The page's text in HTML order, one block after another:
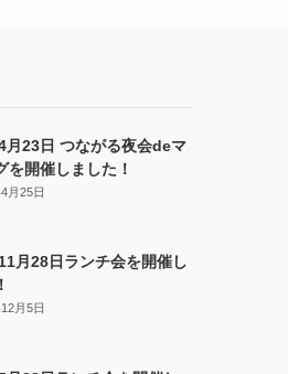
月23日 つながる夜会deマ
を開催しました！
月25日
月28日ランチ会を開催し
月5日